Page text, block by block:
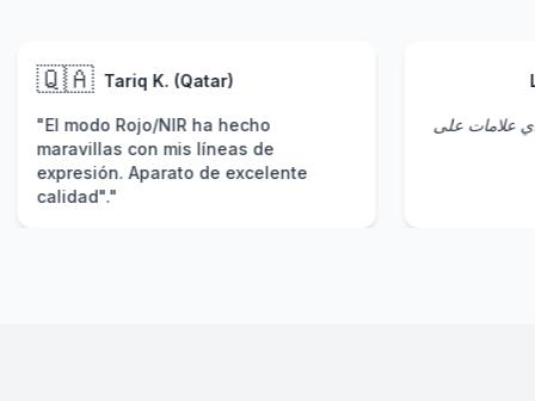
K. (Qatar)
NIR ha hecho
mis líneas de
de excelente
أن القناع لا يترك أي علامات على